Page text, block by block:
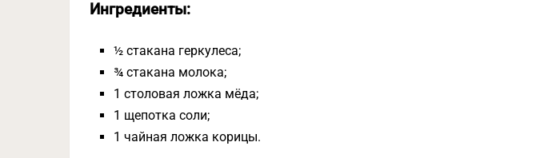
Ингредиенты:
½ стакана геркулеса;
¾ стакана молока;
1 столовая ложка мёда;
1 щепотка соли;
1 чайная ложка корицы.